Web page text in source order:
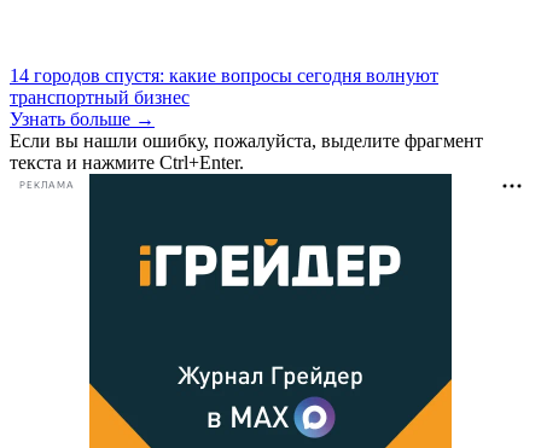
14 городов спустя: какие вопросы сегодня волнуют
транспортный бизнес
Узнать больше →
Если вы нашли ошибку, пожалуйста, выделите фрагмент
текста и нажмите Ctrl+Enter.
РЕКЛАМА